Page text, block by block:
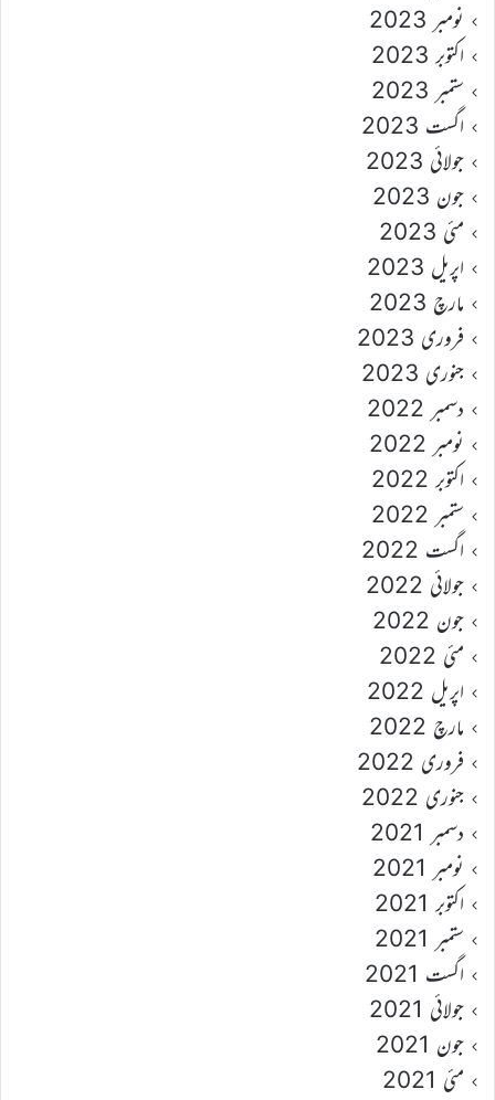
نومبر 2023
اکتوبر 2023
ستمبر 2023
اگست 2023
جولائی 2023
جون 2023
مئی 2023
اپریل 2023
مارچ 2023
فروری 2023
جنوری 2023
دسمبر 2022
نومبر 2022
اکتوبر 2022
ستمبر 2022
اگست 2022
جولائی 2022
جون 2022
مئی 2022
اپریل 2022
مارچ 2022
فروری 2022
جنوری 2022
دسمبر 2021
نومبر 2021
اکتوبر 2021
ستمبر 2021
اگست 2021
جولائی 2021
جون 2021
مئی 2021